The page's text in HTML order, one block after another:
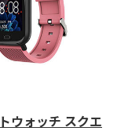
ウォッチ スクエ